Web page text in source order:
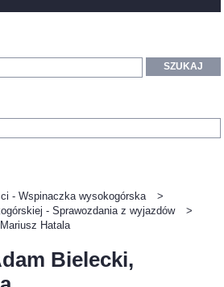
SZUKAJ
- Wspinaczka wysokogórska
>
- Sprawozdania z wyjazdów
>
Hatala
Bielecki,